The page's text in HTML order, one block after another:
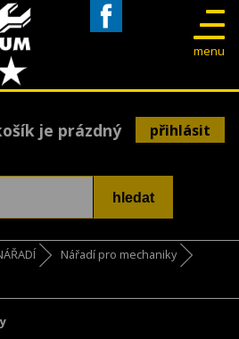
menu
je prázdný přihlásit
Nářadí pro mechaniky